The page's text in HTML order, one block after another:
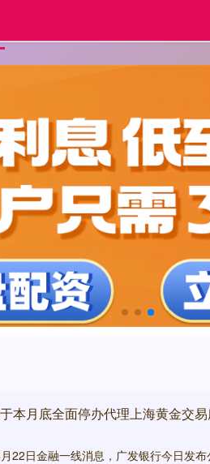
本月底全面停办代理上海黄金交
22日金融一线消息，广发银行今日发